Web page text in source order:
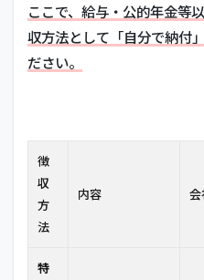
ここで、給与・公的年金等
収方法として「自分で納付
ださい。
徴
収
方
法
内容 会
特